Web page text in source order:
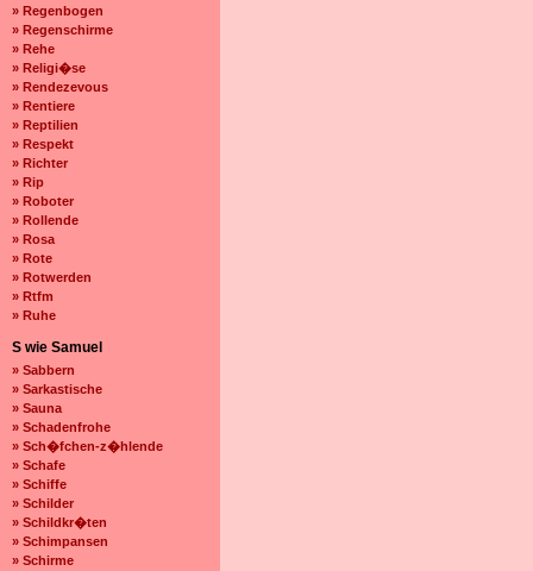
» Regenbogen
» Regenschirme
» Rehe
» Religi�se
» Rendezevous
» Rentiere
» Reptilien
» Respekt
» Richter
» Rip
» Roboter
» Rollende
» Rosa
» Rote
» Rotwerden
» Rtfm
» Ruhe
S wie Samuel
» Sabbern
» Sarkastische
» Sauna
» Schadenfrohe
» Sch�fchen-z�hlende
» Schafe
» Schiffe
» Schilder
» Schildkr�ten
» Schimpansen
» Schirme